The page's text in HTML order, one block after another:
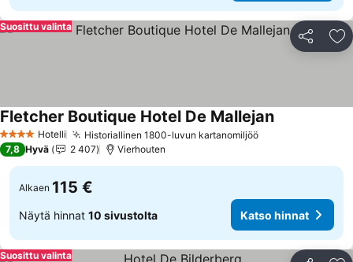
Jaa
Suosittu valinta
4 Tähtiluokitus
Hotelli Historiallinen 1800-luvun kartanomiljööKatso hinnat
Fletcher Boutique Hotel De MallejanKatso hinnat
7,8 Hyvä 2 407 Vierhouten
Alkaen 115 €
Näytä hinnat 10 sivustolta Katso hinnat
Suosittu valinta